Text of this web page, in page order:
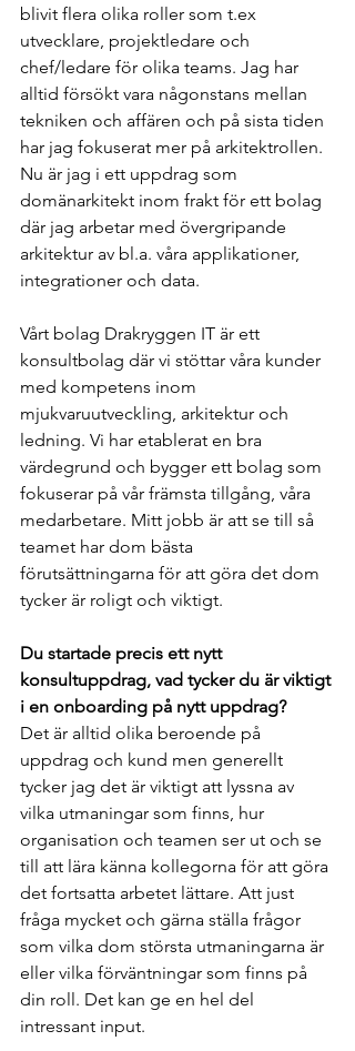
blivit flera olika roller som t.ex
utvecklare, projektledare och
chef/ledare för olika teams. Jag har
alltid försökt vara någonstans mellan
tekniken och affären och på sista tiden
har jag fokuserat mer på arkitektrollen.
Nu är jag i ett uppdrag som
domänarkitekt inom frakt för ett bolag
där jag arbetar med övergripande
arkitektur av bl.a. våra applikationer,
integrationer och data.
Vårt bolag Drakryggen IT är ett
konsultbolag där vi stöttar våra kunder
med kompetens inom
mjukvaruutveckling, arkitektur och
ledning. Vi har etablerat en bra
värdegrund och bygger ett bolag som
fokuserar på vår främsta tillgång, våra
medarbetare. Mitt jobb är att se till så
teamet har dom bästa
förutsättningarna för att göra det dom
tycker är roligt och viktigt.
Du startade precis ett nytt
konsultuppdrag, vad tycker du är viktigt
i en onboarding på nytt uppdrag?
Det är alltid olika beroende på
uppdrag och kund men generellt
tycker jag det är viktigt att lyssna av
vilka utmaningar som finns, hur
organisation och teamen ser ut och se
till att lära känna kollegorna för att göra
det fortsatta arbetet lättare. Att just
fråga mycket och gärna ställa frågor
som vilka dom största utmaningarna är
eller vilka förväntningar som finns på
din roll. Det kan ge en hel del
intressant input.